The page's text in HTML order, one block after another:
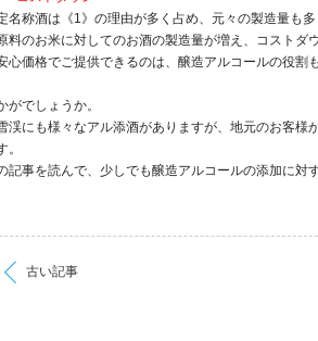
名称酒は《1》の理由が多く占め、元々の製造量も
料のお米に対してのお酒の製造量が増え、コスト
心価格でご提供できるのは、醸造アルコールの役割
がでしょうか。
渓にも様々なアル添酒がありますが、地元のお客様
。
記事を読んで、少しでも醸造アルコールの添加に対
古い記事